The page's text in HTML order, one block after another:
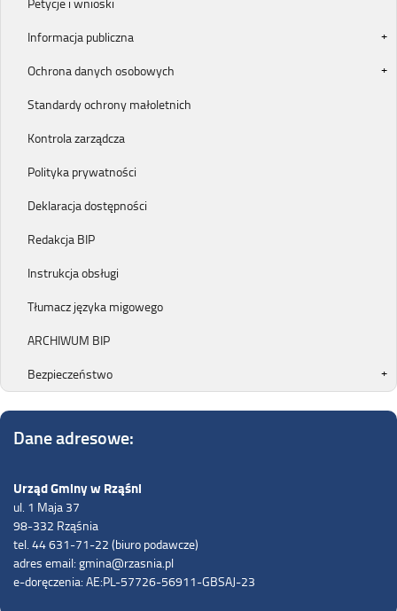
Informacja publiczna
Ochrona danych osobowych
Standardy ochrony małoletnich
Kontrola zarządcza
Polityka prywatności
Deklaracja dostępności
Redakcja BIP
Instrukcja obsługi
Tłumacz języka migowego
ARCHIWUM BIP
Bezpieczeństwo
Dane adresowe:
Urząd Gminy w Rząśni
ul. 1 Maja 37
98-332 Rząśnia
tel. 44 631-71-22 (biuro podawcze)
adres email: gmina@rzasnia.pl
e-doręczenia: AE:PL-57726-56911-GBSAJ-23